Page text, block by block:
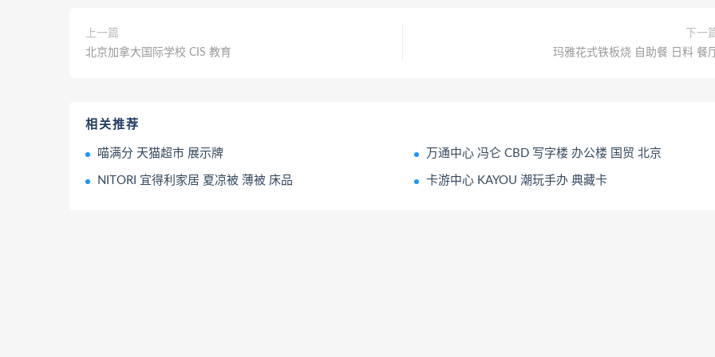
上一篇
北京加拿大国际学校 CIS 教育
下一
玛雅花式铁板烧 自助餐 日料 餐
相关推荐
喵满分 天猫超市 展示牌 万通中心 冯仑 CBD 写字楼 办公楼 国贸 北京
NITORI 宜得利家居 夏凉被 薄被 床品 卡游中心 KAYOU 潮玩手办 典藏卡